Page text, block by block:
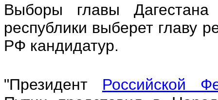
Выборы главы Дагестана
республики выберет главу
РФ кандидатур.
"Президент Российской